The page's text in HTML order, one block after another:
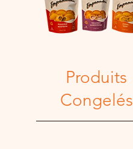
Produits
Congelés